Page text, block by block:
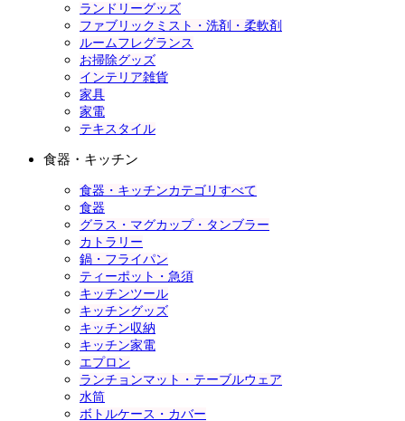
ランドリーグッズ
ファブリックミスト・洗剤・柔軟剤
ルームフレグランス
お掃除グッズ
インテリア雑貨
家具
家電
テキスタイル
食器・キッチン
食器・キッチンカテゴリすべて
食器
グラス・マグカップ・タンブラー
カトラリー
鍋・フライパン
ティーポット・急須
キッチンツール
キッチングッズ
キッチン収納
キッチン家電
エプロン
ランチョンマット・テーブルウェア
水筒
ボトルケース・カバー